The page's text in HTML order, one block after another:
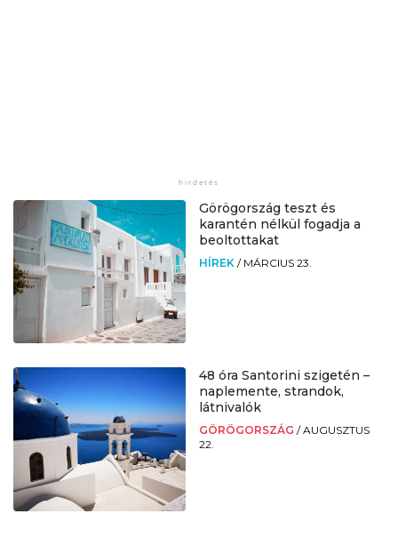
Görögország teszt és
karantén nélkül fogadja a
beoltottakat
HÍREK / MÁRCIUS 23.
48 óra Santorini szigetén –
naplemente, strandok,
látnivalók
GÖRÖGORSZÁG /AUGUSZTUS
22.